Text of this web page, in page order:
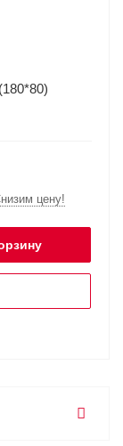
цену!